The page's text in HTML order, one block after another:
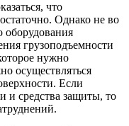
что
Однако не во
оборудования
грузоподъемности
нужно
осуществляться
Если
и средства защиты, то